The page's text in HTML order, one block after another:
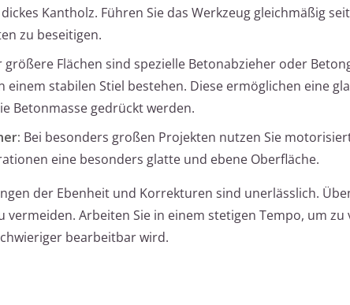
Kantholz. Führen Sie das Werkzeug gleichmäßig
zu beseitigen.
größere Flächen sind spezielle Betonabzieher oder
einem stabilen Stiel bestehen. Diese ermöglichen eine
Betonmasse gedrückt werden.
Bei besonders großen Projekten nutzen Sie
eine besonders glatte und ebene Oberfläche.
der Ebenheit und Korrekturen sind unerlässlich.
vermeiden. Arbeiten Sie in einem stetigen Tempo, um
bearbeitbar wird.